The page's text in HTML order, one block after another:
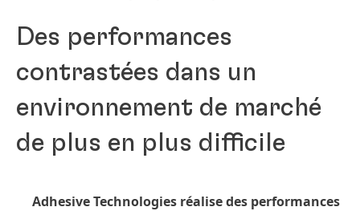
Des performances
contrastées dans un
environnement de marché
de plus en plus difficile
Adhesive Technologies réalise des performances